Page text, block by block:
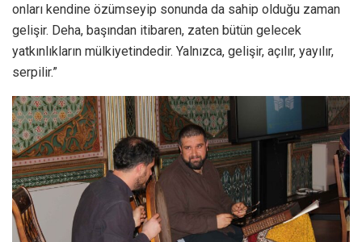
onları kendine özümseyip sonunda da sahip olduğu zaman
gelişir. Deha, başından itibaren, zaten bütün gelecek
yatkınlıkların mülkiyetindedir. Yalnızca, gelişir, açılır, yayılır,
serpilir.”